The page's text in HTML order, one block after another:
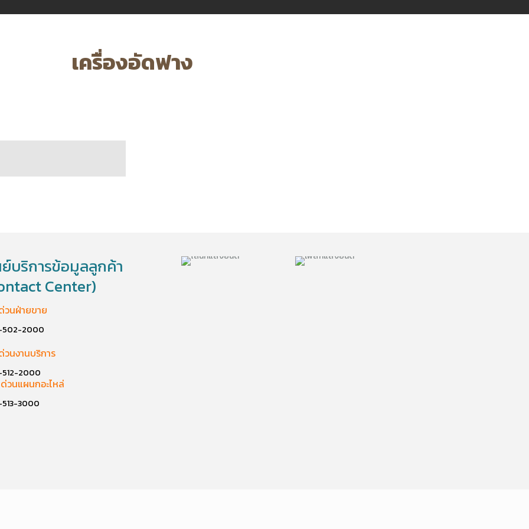
เครื่องอัดฟาง
บริการข้อมูลลูกค้า
Center)
วนฝ่ายขาย
2000
วนงานบริการ
2000
วนแผนกอะไหล่
3000